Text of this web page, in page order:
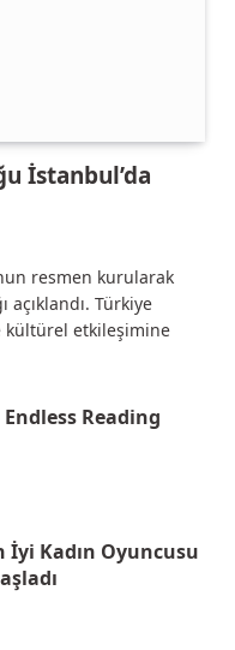
İstanbul’da
resmen kurularak
açıklandı. Türkiye
kültürel etkileşimine
Reading
İyi Kadın Oyuncusu